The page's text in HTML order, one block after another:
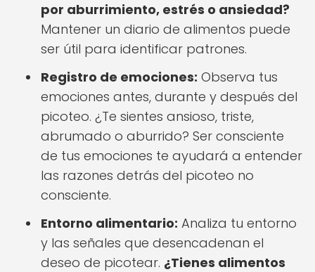
por aburrimiento, estrés o ansiedad?
Mantener un diario de alimentos puede
ser útil para identificar patrones.
Registro de emociones: Observa tus
emociones antes, durante y después del
picoteo. ¿Te sientes ansioso, triste,
abrumado o aburrido? Ser consciente
de tus emociones te ayudará a entender
las razones detrás del picoteo no
consciente.
Entorno alimentario: Analiza tu entorno
y las señales que desencadenan el
deseo de picotear. ¿Tienes alimentos